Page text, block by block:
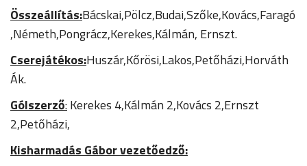
Összeállítás:Bácskai,Pölcz,Budai,Szőke,Kovács,Faragó
,Németh,Pongrácz,Kerekes,Kálmán, Ernszt.
Cserejátékos:Huszár,Kőrösi,Lakos,Petőházi,Horváth
Ák.
Gólszerző:Kerekes 4,Kálmán 2,Kovács 2,Ernszt
2,Petőházi,
Kisharmadás Gábor vezetőedző: